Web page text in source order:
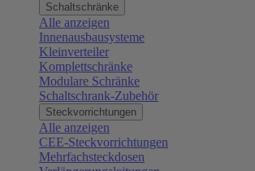
Schaltschränke
Alle anzeigen
Innenausbausysteme
Kleinverteiler
Komplettschränke
Modulare Schränke
Schaltschrank-Zubehör
Steckvorrichtungen
Alle anzeigen
CEE-Steckvorrichtungen
Mehrfachsteckdosen